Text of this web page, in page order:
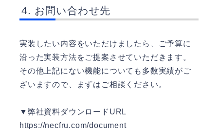
お問い合わせ先
実装したい内容をいただけましたら、ご予算に
沿った実装方法をご提案させていただきます。
その他上記にない機能についても多数実績がご
ざいますので、まずはご相談ください。
▼弊社資料ダウンロードURL
https://necfru.com/document